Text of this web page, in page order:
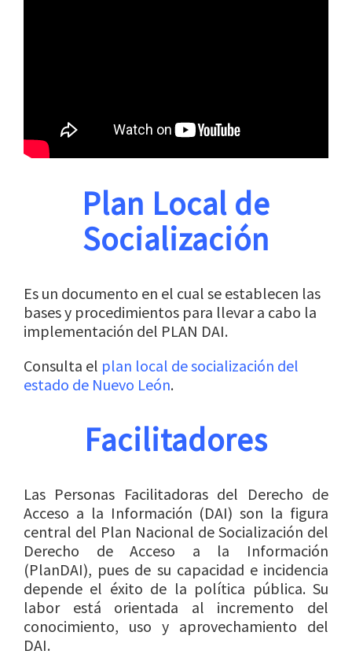
Plan Local de
Socialización
Es un documento en el cual se establecen las
bases y procedimientos para llevar a cabo la
implementación del PLAN DAI.
Consulta el plan local de socialización del
estado de Nuevo León.
Facilitadores
Las Personas Facilitadoras del Derecho de
Acceso a la Información (DAI) son la figura
central del Plan Nacional de Socialización del
Derecho de Acceso a la Información
(PlanDAI), pues de su capacidad e incidencia
depende el éxito de la política pública. Su
labor está orientada al incremento del
conocimiento, uso y aprovechamiento del
DAI.